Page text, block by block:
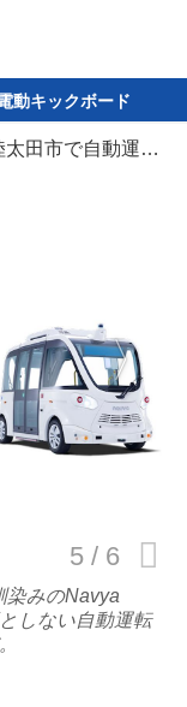
動キックボード
茨城県常陸太田市で自動運転レベル4のEVバスが2台同時に定常運行を開始した
染みのNavya
しない自動運転